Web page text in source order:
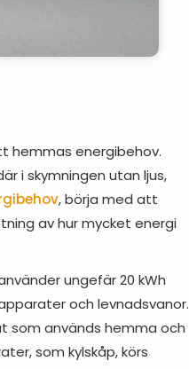
energibehov.
i skymningen utan ljus,
, börja med att
av hur mycket energi
ungefär 20 kWh
och levnadsvanor.
som används hemma och
som kylskåp, körs